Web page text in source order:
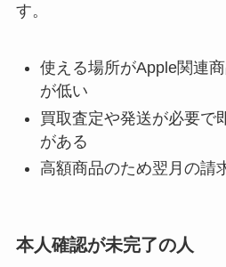
す。
使える場所がApple関連
が低い
買取査定や発送が必要で
がある
高額商品のため翌月の請
本人確認が未完了の人